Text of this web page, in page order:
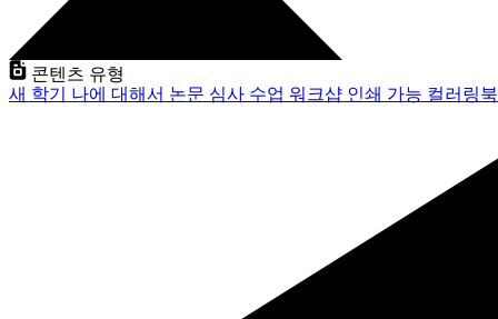
콘텐츠 유형
새 학기 나에 대해서 논문 심사 수업 워크샵 인쇄 가능 컬러링북